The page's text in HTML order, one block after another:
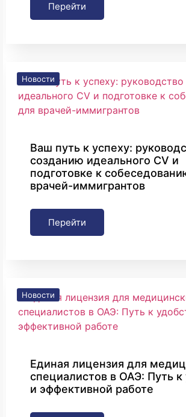
Перейти
Новости
Ваш путь к успеху:
созданию идеального CV и
подготовке к
врачей-иммигрантов
Перейти
Новости
Единая лицензия для
специалистов в ОАЭ: Путь к
и эффективной работе